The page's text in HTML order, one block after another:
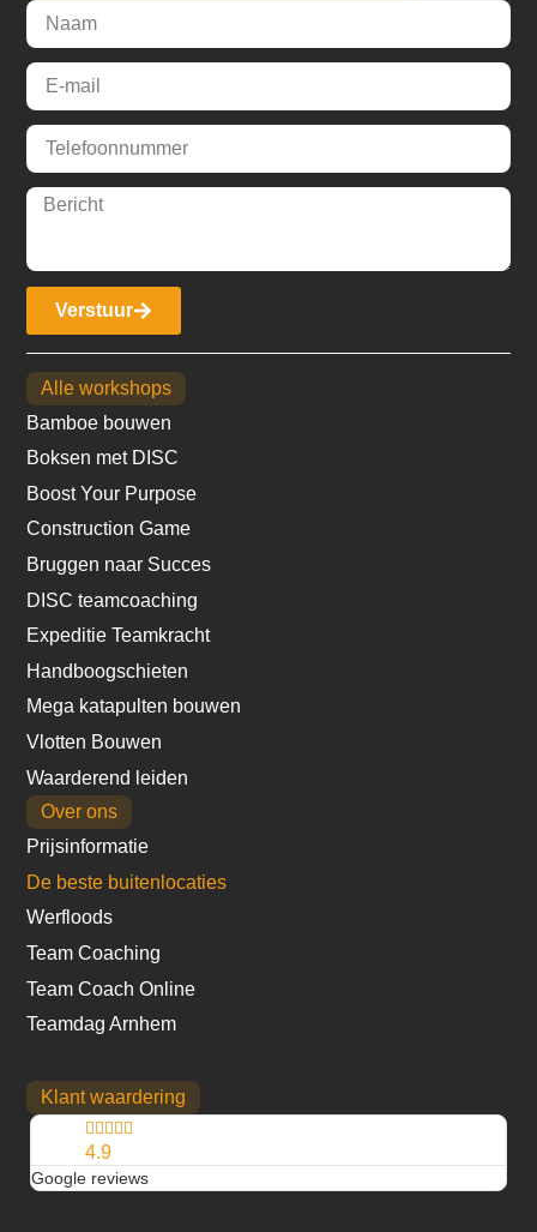
Verstuur
Alle workshops
Bamboe bouwen
Boksen met DISC
Boost Your Purpose
Construction Game
Bruggen naar Succes
DISC teamcoaching
Expeditie Teamkracht
Handboogschieten
Mega katapulten bouwen
Vlotten Bouwen
Waarderend leiden
Over ons
Prijsinformatie
De beste buitenlocaties
Werfloods
Team Coaching
Team Coach Online
Teamdag Arnhem
Klant waardering
    
4.9
Google reviews